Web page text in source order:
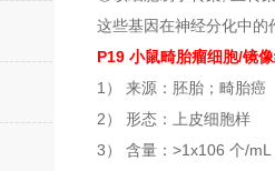
这些基因在神经分化中的
P19 小鼠畸胎瘤细胞/镜
1） 来源：胚胎；畸胎癌
2） 形态：上皮细胞样
3） 含量：>1x106 个/mL